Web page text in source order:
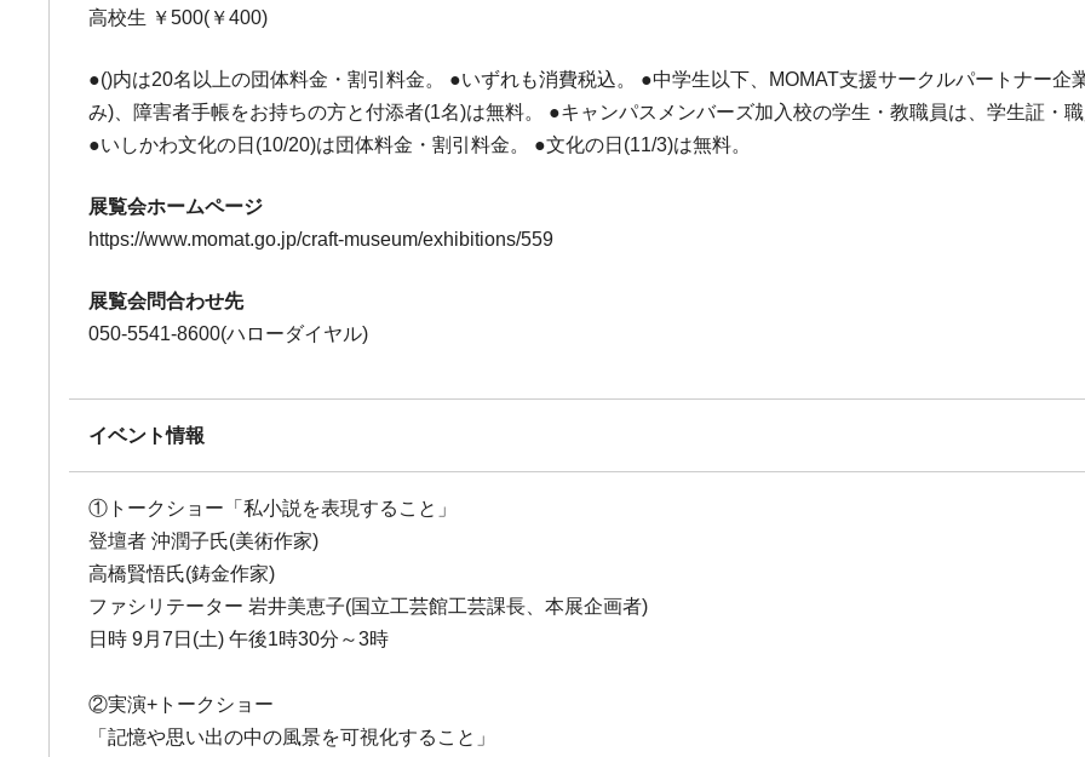
高校生 ￥500(￥400)
●()内は20名以上の団体料金・割引料金。 ●いずれも消費税込。 ●中学生以下、MOMAT支援サークルパートナー
み)、障害者手帳をお持ちの方と付添者(1名)は無料。 ●キャンパスメンバーズ加入校の学生・教職員は、学生証・
●いしかわ文化の日(10/20)は団体料金・割引料金。 ●文化の日(11/3)は無料。
展覧会ホームページ
https://www.momat.go.jp/craft-museum/exhibitions/559
展覧会問合わせ先
050-5541-8600(ハローダイヤル)
イベント情報
①トークショー「私小説を表現すること」
登壇者 沖潤子氏(美術作家)
高橋賢悟氏(鋳金作家)
ファシリテーター 岩井美恵子(国立工芸館工芸課長、本展企画者)
日時 9月7日(土) 午後1時30分～3時
②実演+トークショー
「記憶や思い出の中の風景を可視化すること」